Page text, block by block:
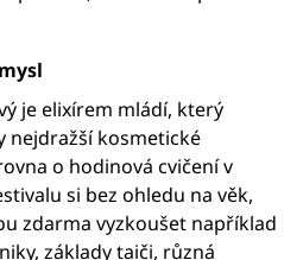
je elixírem mládí, který
nejdražší kosmetické
o hodinová cvičení v
si bez ohledu na věk,
zdarma vyzkoušet například
základy taiči, různá